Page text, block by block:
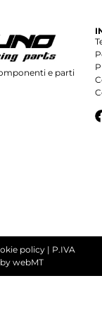
e parti
policy| P.IVA
webMT